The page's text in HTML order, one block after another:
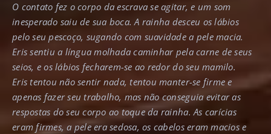
O contato fez o corpo da escrava se agitar, e um som
inesperado saiu de sua boca. A rainha desceu os lábios
pelo seu pescoço, sugando com suavidade a pele macia.
Eris sentiu a língua molhada caminhar pela carne de seus
seios, e os lábios fecharem-se ao redor do seu mamilo.
Eris tentou não sentir nada, tentou manter-se firme e
apenas fazer seu trabalho, mas não conseguia evitar as
respostas do seu corpo ao toque da rainha. As carícias
eram firmes, a pele era sedosa, os cabelos eram macios e